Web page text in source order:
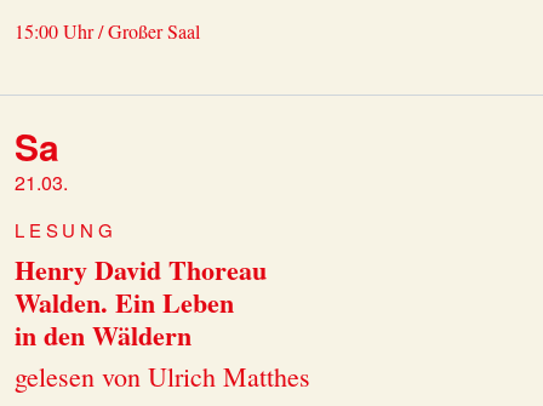
15:00 Uhr / Großer Saal
Sa
21.03.
LESUNG
Henry David Thoreau
Walden. Ein Leben
in den Wäldern
gelesen von Ulrich Matthes